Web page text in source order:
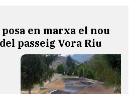
en marxa el nou
passeig Vora Riu